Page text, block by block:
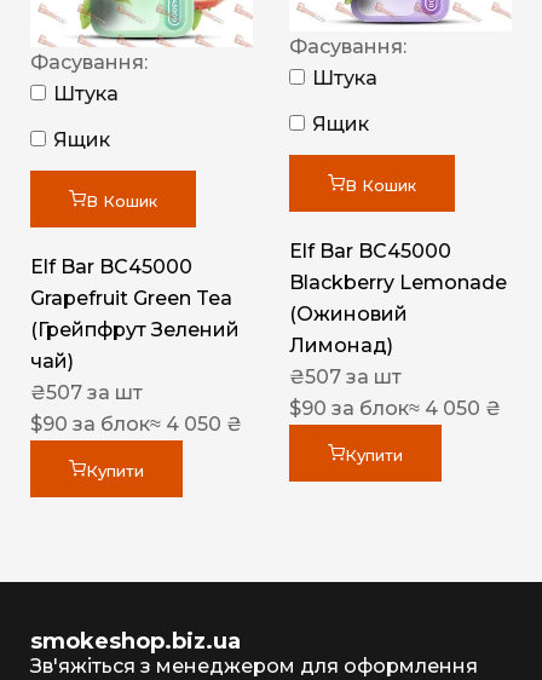
Фасування:
Штука
Ящик
В Кошик
Elf Bar BC45000
Grapefruit Green Tea
(Грейпфрут Зелений
чай)
₴507 за шт
$90 за блок≈ 4 050 ₴
Купити
Фасування:
Штука
Ящик
В Кошик
Elf Bar BC45000
Blackberry Lemonade
(Ожиновий
Лимонад)
₴507 за шт
$90 за блок≈ 4 050 ₴
Купити
smokeshop.biz.ua
Зв'яжіться з менеджером для оформлення